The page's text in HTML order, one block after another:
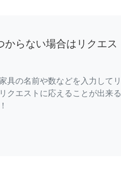
からない場合はリクエス
具の名前や数などを入力してリ
クエストに応えることが出来る